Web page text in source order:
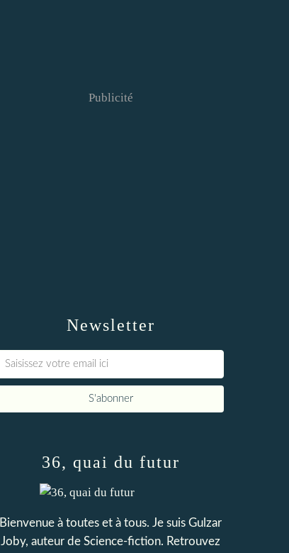
Newsletter
Publicité
36, quai du futur
Bienvenue à toutes et à tous. Je suis Gulzar
Joby, auteur de Science-fiction. Retrouvez